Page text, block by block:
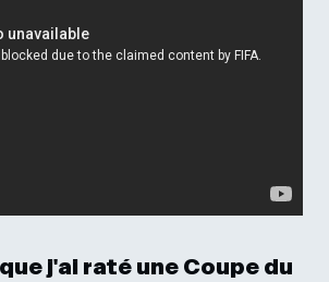
j'ai raté une Coupe du